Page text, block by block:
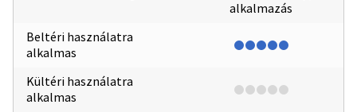
Beltéri használatra
alkalmas
Kültéri használatra
alkalmas
alkalmazás